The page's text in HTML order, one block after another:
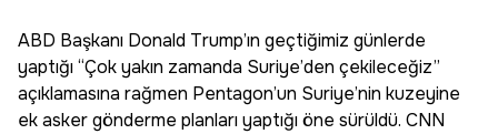
ABD Başkanı Donald Trump’ın geçtiğimiz günlerde
yaptığı “Çok yakın zamanda Suriye’den çekileceğiz”
açıklamasına rağmen Pentagon’un Suriye’nin kuzeyine
ek asker gönderme planları yaptığı öne sürüldü. CNN